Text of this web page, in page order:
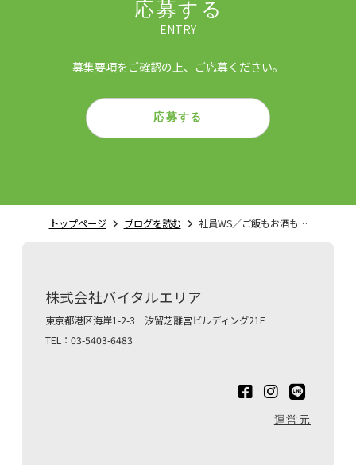
応募する
ENTRY
募集要項をご確認の上、ご応募ください。
応募する
トップページ ブログを読む 社員WS／ご飯もお酒も…
株式会社バイタルエリア
東京都港区海岸1-2-3 汐留芝離宮ビルディング21F
TEL：03-5403-6483
運営元